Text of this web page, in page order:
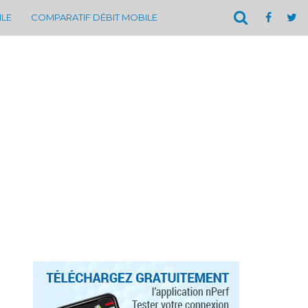
COMPARATIF DÉBIT MOBILE